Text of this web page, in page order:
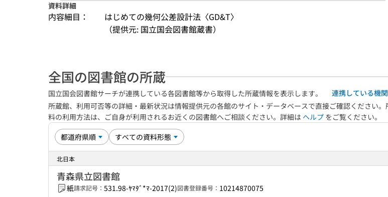
資料詳細
内容細目：
はじめての幾何公差設計法〈GD&T〉
（提供元: 国立国会図書館蔵書）
全国の図書館の所蔵
国立国会図書館サーチが連携している各図書館等から取得した所蔵情報を表示します。
連携している機
所蔵館、利用可否等の詳細・最新状況は情報提供元の各館のサイト・データベースで直接ご確認ください
料の利用方法は、ご自身が利用されるお近くの図書館へご相談ください。詳細は ヘルプ をご覧ください。
北日本
青森県立図書館
紙請求記号： 531.98-ﾔﾏﾀﾞ*ﾏ-2017(2)図書登録番号： 10214870075